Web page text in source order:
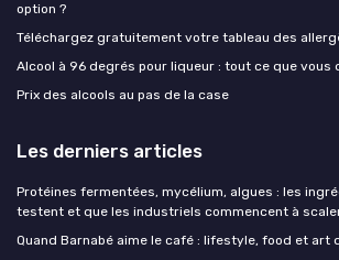
option ?
Téléchargez gratuitement votre tableau des
Alcool à 96 degrés pour liqueur : tout ce que vous
Prix des alcools au pas de la case
Les derniers articles
Protéines fermentées, mycélium, algues : les
testent et que les industriels commencent à
Quand Barnabé aime le café : lifestyle, food et art